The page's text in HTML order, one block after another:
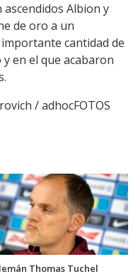
Albion y
de oro a un
cantidad de
en el que acabaron
/ adhocFOTOS
Thomas Tuchel